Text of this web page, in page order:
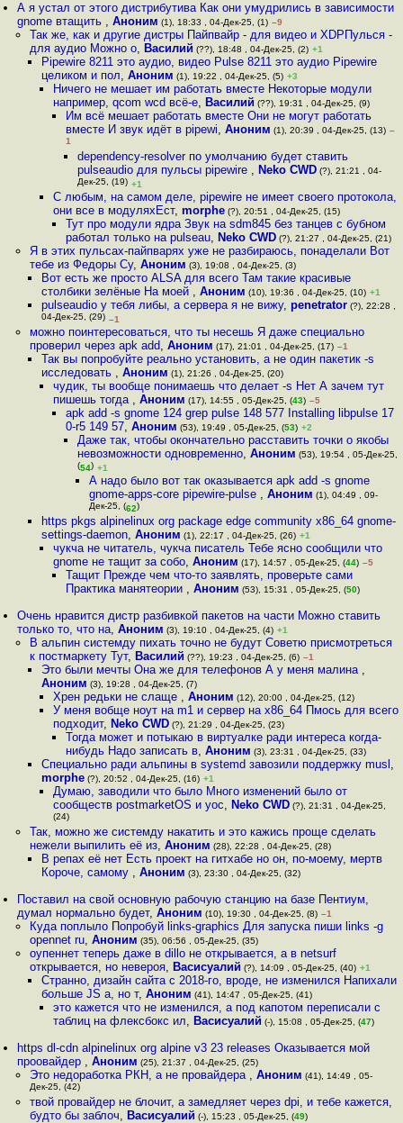
А я устал от этого дистрибутива Как они умудрились в зависимости
gnome втащить ,Аноним (1), 18:33 , 04-Дек-25, (1) –9
Так же, как и другие дистры Пайпвайр - для видео и XDPПулься -
для аудио Можно о, Василий (??), 18:48 , 04-Дек-25, (2) +1
Pipewire 8211 это аудио, видео Pulse 8211 это аудио Pipewire
целиком и пол, Аноним (1), 19:22 , 04-Дек-25, (5) +3
Ничего не мешает им работать вместе Некоторые модули
например, qcom wcd всё-е, Василий (??), 19:31 , 04-Дек-25, (9)
Им всё мешает работать вместе Они не могут работать
вместе И звук идёт в pipewi, Аноним (1), 20:39 , 04-Дек-25, (13) –
1
dependency-resolver по умолчанию будет ставить
pulseaudio для пульсы pipewire , Neko CWD(?), 21:21 , 04-
Дек-25, (19) +1
С любым, на самом деле, pipewire не имеет своего протокола,
они все в модуляхЕст,morphe (?), 20:51 , 04-Дек-25, (15)
Тут про модули ядра Звук на sdm845 без танцев с бубном
работал только на pulseau, Neko CWD(?), 21:27 , 04-Дек-25, (21)
Я в этих пульсах-пайпварях уже не разбираюсь, понаделали Вот
тебе из Федоры Су, Аноним (3), 19:08 , 04-Дек-25, (3)
Вот есть же просто ALSA для всего Там такие красивые
столбики зелёные На моей , Аноним (10), 19:36 , 04-Дек-25, (10) +1
pulseaudio у тебя либы, а сервера я не вижу, penetrator(?), 22:28 ,
04-Дек-25, (29) –1
можно поинтересоваться, что ты несешь Я даже специально
проверил через apk add, Аноним (17), 21:01 , 04-Дек-25, (17) –1
Так вы попробуйте реально установить, а не один пакетик -s
исследовать , Аноним (1), 21:26 , 04-Дек-25, (20)
чудик, ты вообще понимаешь что делает -s Нет А зачем тут
пишешь тогда ,Аноним (17), 14:55 , 05-Дек-25, (43) –5
apk add -s gnome 124 grep pulse 148 577 Installing libpulse 17
0-r5 149 57, Аноним (53), 19:49 , 05-Дек-25, (53) +2
Даже так, чтобы окончательно расставить точки о якобы
невозможности одновременно, Аноним (53), 19:54 , 05-Дек-25,
(54) +1
А надо было вот так оказывается apk add -s gnome
gnome-apps-core pipewire-pulse ,Аноним (1), 04:49 , 09-
Дек-25, (62)
https pkgs alpinelinux org package edge community x86_64 gnome-
settings-daemon, Аноним (1), 22:17 , 04-Дек-25, (26) +1
чукча не читатель, чукча писатель Тебе ясно сообщили что
gnome не тащит за собо,Аноним (17), 14:57 , 05-Дек-25, (44) –5
Тащит Прежде чем что-то заявлять, проверьте сами
Практика манятеории , Аноним (53), 15:31 , 05-Дек-25, (50)
Очень нравится дистр разбивкой пакетов на части Можно ставить
только то, что на,Аноним (3), 19:10 , 04-Дек-25, (4) +1
В альпин системду пихать точно не будут Советю присмотреться
к постмаркету Тут, Василий (??), 19:23 , 04-Дек-25, (6) –1
Это были мечты Она же для телефонов А у меня малина ,
Аноним (3), 19:28 , 04-Дек-25, (7)
Хрен редьки не слаще ,Аноним (12), 20:00 , 04-Дек-25, (12)
У меня вобще ноут на m1 и сервер на x86_64 Пмось для всего
подходит, Neko CWD (?), 21:29 , 04-Дек-25, (23)
Тогда может и потыкаю в виртуалке ради интереса когда-
нибудь Надо записать в, Аноним (3), 23:31 , 04-Дек-25, (33)
Специально ради альпины в systemd завозили поддержку musl ,
morphe(?), 20:52 , 04-Дек-25, (16) +1
Думаю, заводили что было Много изменений было от
сообществ postmarketOS и yoc, Neko CWD (?), 21:31 , 04-Дек-25,
(24)
Так, можно же системду накатить и это кажись проще сделать
нежели выпилить её из, Аноним (28), 22:28 , 04-Дек-25, (28)
В репах её нет Есть проект на гитхабе но он, по-моему, мертв
Короче, самому , Аноним (3), 23:30 , 04-Дек-25, (32)
Поставил на свой основную рабочую станцию на базе Пентиум,
думал нормально будет,Аноним (10), 19:30 , 04-Дек-25, (8) –1
Куда поплыло Попробуй links-graphics Для запуска пиши links -g
opennet ru, Аноним (35), 06:56 , 05-Дек-25, (35)
оупеннет теперь даже в dillo не открывается, а в netsurf
открывается, но невероя, Васисуалий (?), 14:09 , 05-Дек-25, (40) +1
Странно, дизайн сайта с 2018-го, вроде, не изменился Напихали
больше JS а, но т, Аноним (41), 14:47 , 05-Дек-25, (41)
это кажется что не изменился, а под капотом переписали с
таблиц на флексбокс ил, Васисуалий (-), 15:08 , 05-Дек-25, (47)
https dl-cdn alpinelinux org alpine v3 23 releases Оказывается мой
проовайдер ,Аноним (25), 21:37 , 04-Дек-25, (25)
Это недоработка РКН, а не провайдера , Аноним (41), 14:49 , 05-
Дек-25, (42)
твой провайдер не блочит, а замедляет через dpi, и тебе кажется,
будто бы заблоч, Васисуалий (-), 15:23 , 05-Дек-25, (49)